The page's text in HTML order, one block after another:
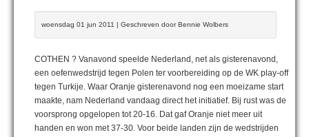
woensdag 01 jun 2011 | Geschreven door Bennie Wolbers
COTHEN ? Vanavond speelde Nederland, net als gisterenavond,
een oefenwedstrijd tegen Polen ter voorbereiding op de WK play-off
tegen Turkije. Waar Oranje gisterenavond nog een moeizame start
maakte, nam Nederland vandaag direct het initiatief. Bij rust was de
voorsprong opgelopen tot 20-16. Dat gaf Oranje niet meer uit
handen en won met 37-30. Voor beide landen zijn de wedstrijden